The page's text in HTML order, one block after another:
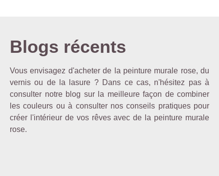
Blogs récents
Vous envisagez d'acheter de la peinture murale rose, du
vernis ou de la lasure ? Dans ce cas, n'hésitez pas à
consulter notre blog sur la meilleure façon de combiner
les couleurs ou à consulter nos conseils pratiques pour
créer l'intérieur de vos rêves avec de la peinture murale
rose.